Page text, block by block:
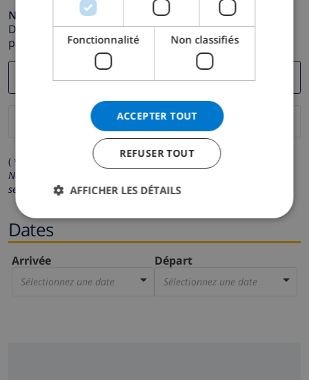
Numéro de téléphone *
Dans le cas où votre adresse e-mail ne fonctionnerait
pas correctement.
( * Les champs avec un astérisque sont obligatoires )
Nous respectons votre vie privée.
seront pas communiquées à des tiers.
Dates
Arrivée
Sélectionnez une date
Départ
Sélectionnez une date
Fonctionnalité Non classifiés
ACCEPTER TOUT
REFUSER TOUT
AFFICHER LES DÉTAILS